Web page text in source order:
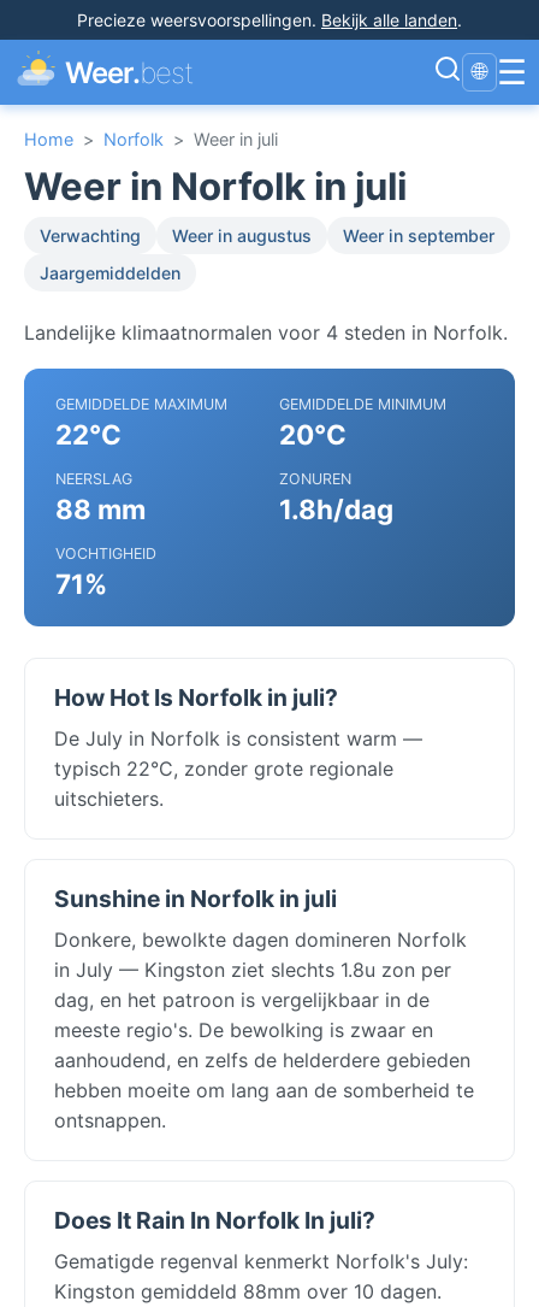
Precieze weersvoorspellingen. Bekijk alle landen.
Weer.best 🌐 ☰
Home > Norfolk > Weer in juli
Weer in Norfolk in juli
Verwachting Weer in augustus
Weer in september
Jaargemiddelden
Landelijke klimaatnormalen voor 4 steden in Norfolk.
GEMIDDELDE MAXIMUM
22°C
GEMIDDELDE MINIMUM
20°C
NEERSLAG
88 mm
ZONUREN
1.8h/dag
VOCHTIGHEID
71%
How Hot Is Norfolk in juli?
De July in Norfolk is consistent warm —
typisch 22°C, zonder grote regionale
uitschieters.
Sunshine in Norfolk in juli
Donkere, bewolkte dagen domineren Norfolk
in July — Kingston ziet slechts 1.8u zon per
dag, en het patroon is vergelijkbaar in de
meeste regio's. De bewolking is zwaar en
aanhoudend, en zelfs de helderdere gebieden
hebben moeite om lang aan de somberheid te
ontsnappen.
Does It Rain In Norfolk In juli?
Gematigde regenval kenmerkt Norfolk's July:
Kingston gemiddeld 88mm over 10 dagen.